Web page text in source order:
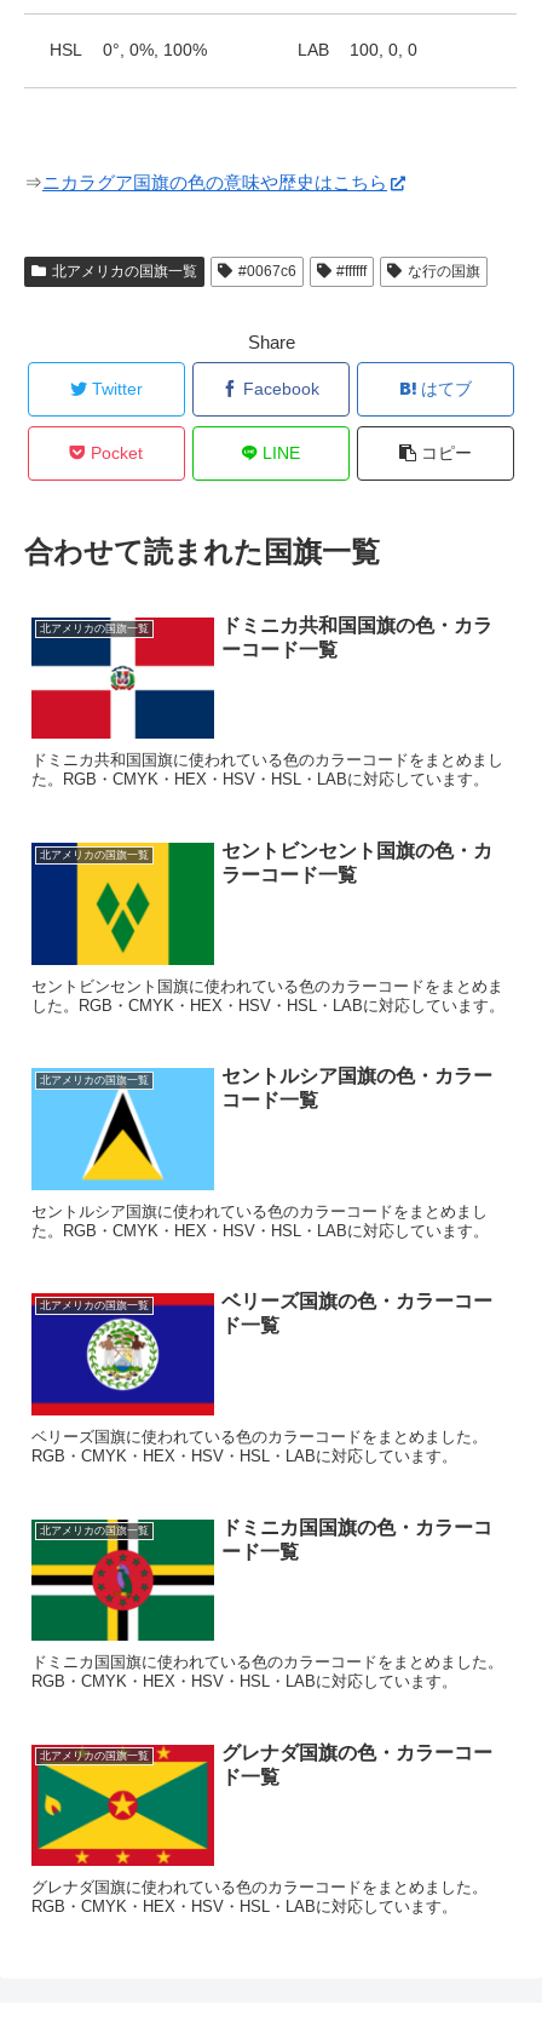
HSL 0°, 0%, 100% LAB 100, 0, 0
⇒ニカラグア国旗の色の意味や歴史はこちら
北アメリカの国旗一覧 #0067c6 #ffffff な行の国旗
Share
Twitter Facebook はてブ
Pocket LINE コピー
合わせて読まれた国旗一覧
北アメリカの国旗一覧
ドミニカ共和国国旗の色・カラ
ーコード一覧
ドミニカ共和国国旗に使われている色のカラーコードをまとめまし
た。RGB・CMYK・HEX・HSV・HSL・LABに対応しています。
北アメリカの国旗一覧
セントビンセント国旗の色・カ
ラーコード一覧
セントビンセント国旗に使われている色のカラーコードをまとめま
した。RGB・CMYK・HEX・HSV・HSL・LABに対応しています。
北アメリカの国旗一覧
セントルシア国旗の色・カラー
コード一覧
セントルシア国旗に使われている色のカラーコードをまとめまし
た。RGB・CMYK・HEX・HSV・HSL・LABに対応しています。
北アメリカの国旗一覧
ベリーズ国旗の色・カラーコー
ド一覧
ベリーズ国旗に使われている色のカラーコードをまとめました。
RGB・CMYK・HEX・HSV・HSL・LABに対応しています。
北アメリカの国旗一覧
ドミニカ国国旗の色・カラーコ
ード一覧
ドミニカ国国旗に使われている色のカラーコードをまとめました。
RGB・CMYK・HEX・HSV・HSL・LABに対応しています。
北アメリカの国旗一覧
グレナダ国旗の色・カラーコー
ド一覧
グレナダ国旗に使われている色のカラーコードをまとめました。
RGB・CMYK・HEX・HSV・HSL・LABに対応しています。